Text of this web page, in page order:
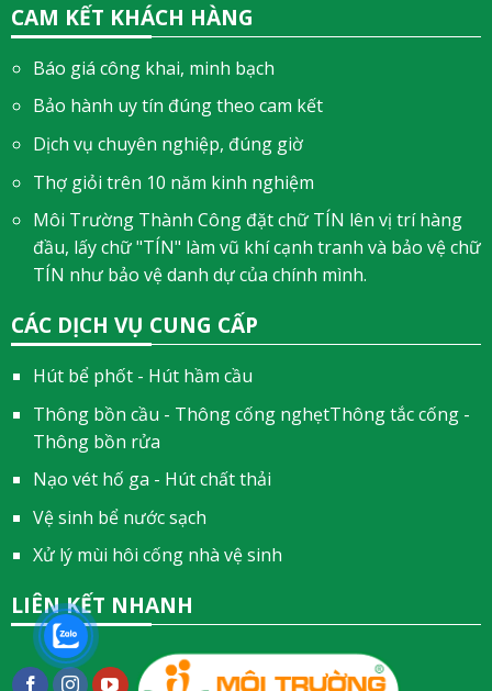
CAM KẾT KHÁCH HÀNG
Báo giá công khai, minh bạch
Bảo hành uy tín đúng theo cam kết
Dịch vụ chuyên nghiệp, đúng giờ
Thợ giỏi trên 10 năm kinh nghiệm
Môi Trường Thành Công đặt chữ TÍN lên vị trí hàng
đầu, lấy chữ "TÍN" làm vũ khí cạnh tranh và bảo vệ chữ
TÍN như bảo vệ danh dự của chính mình.
CÁC DỊCH VỤ CUNG CẤP
Hút bể phốt - Hút hầm cầu
Thông bồn cầu - Thông cống nghẹtThông tắc cống -
Thông bồn rửa
Nạo vét hố ga - Hút chất thải
Vệ sinh bể nước sạch
Xử lý mùi hôi cống nhà vệ sinh
LIÊN KẾT NHANH